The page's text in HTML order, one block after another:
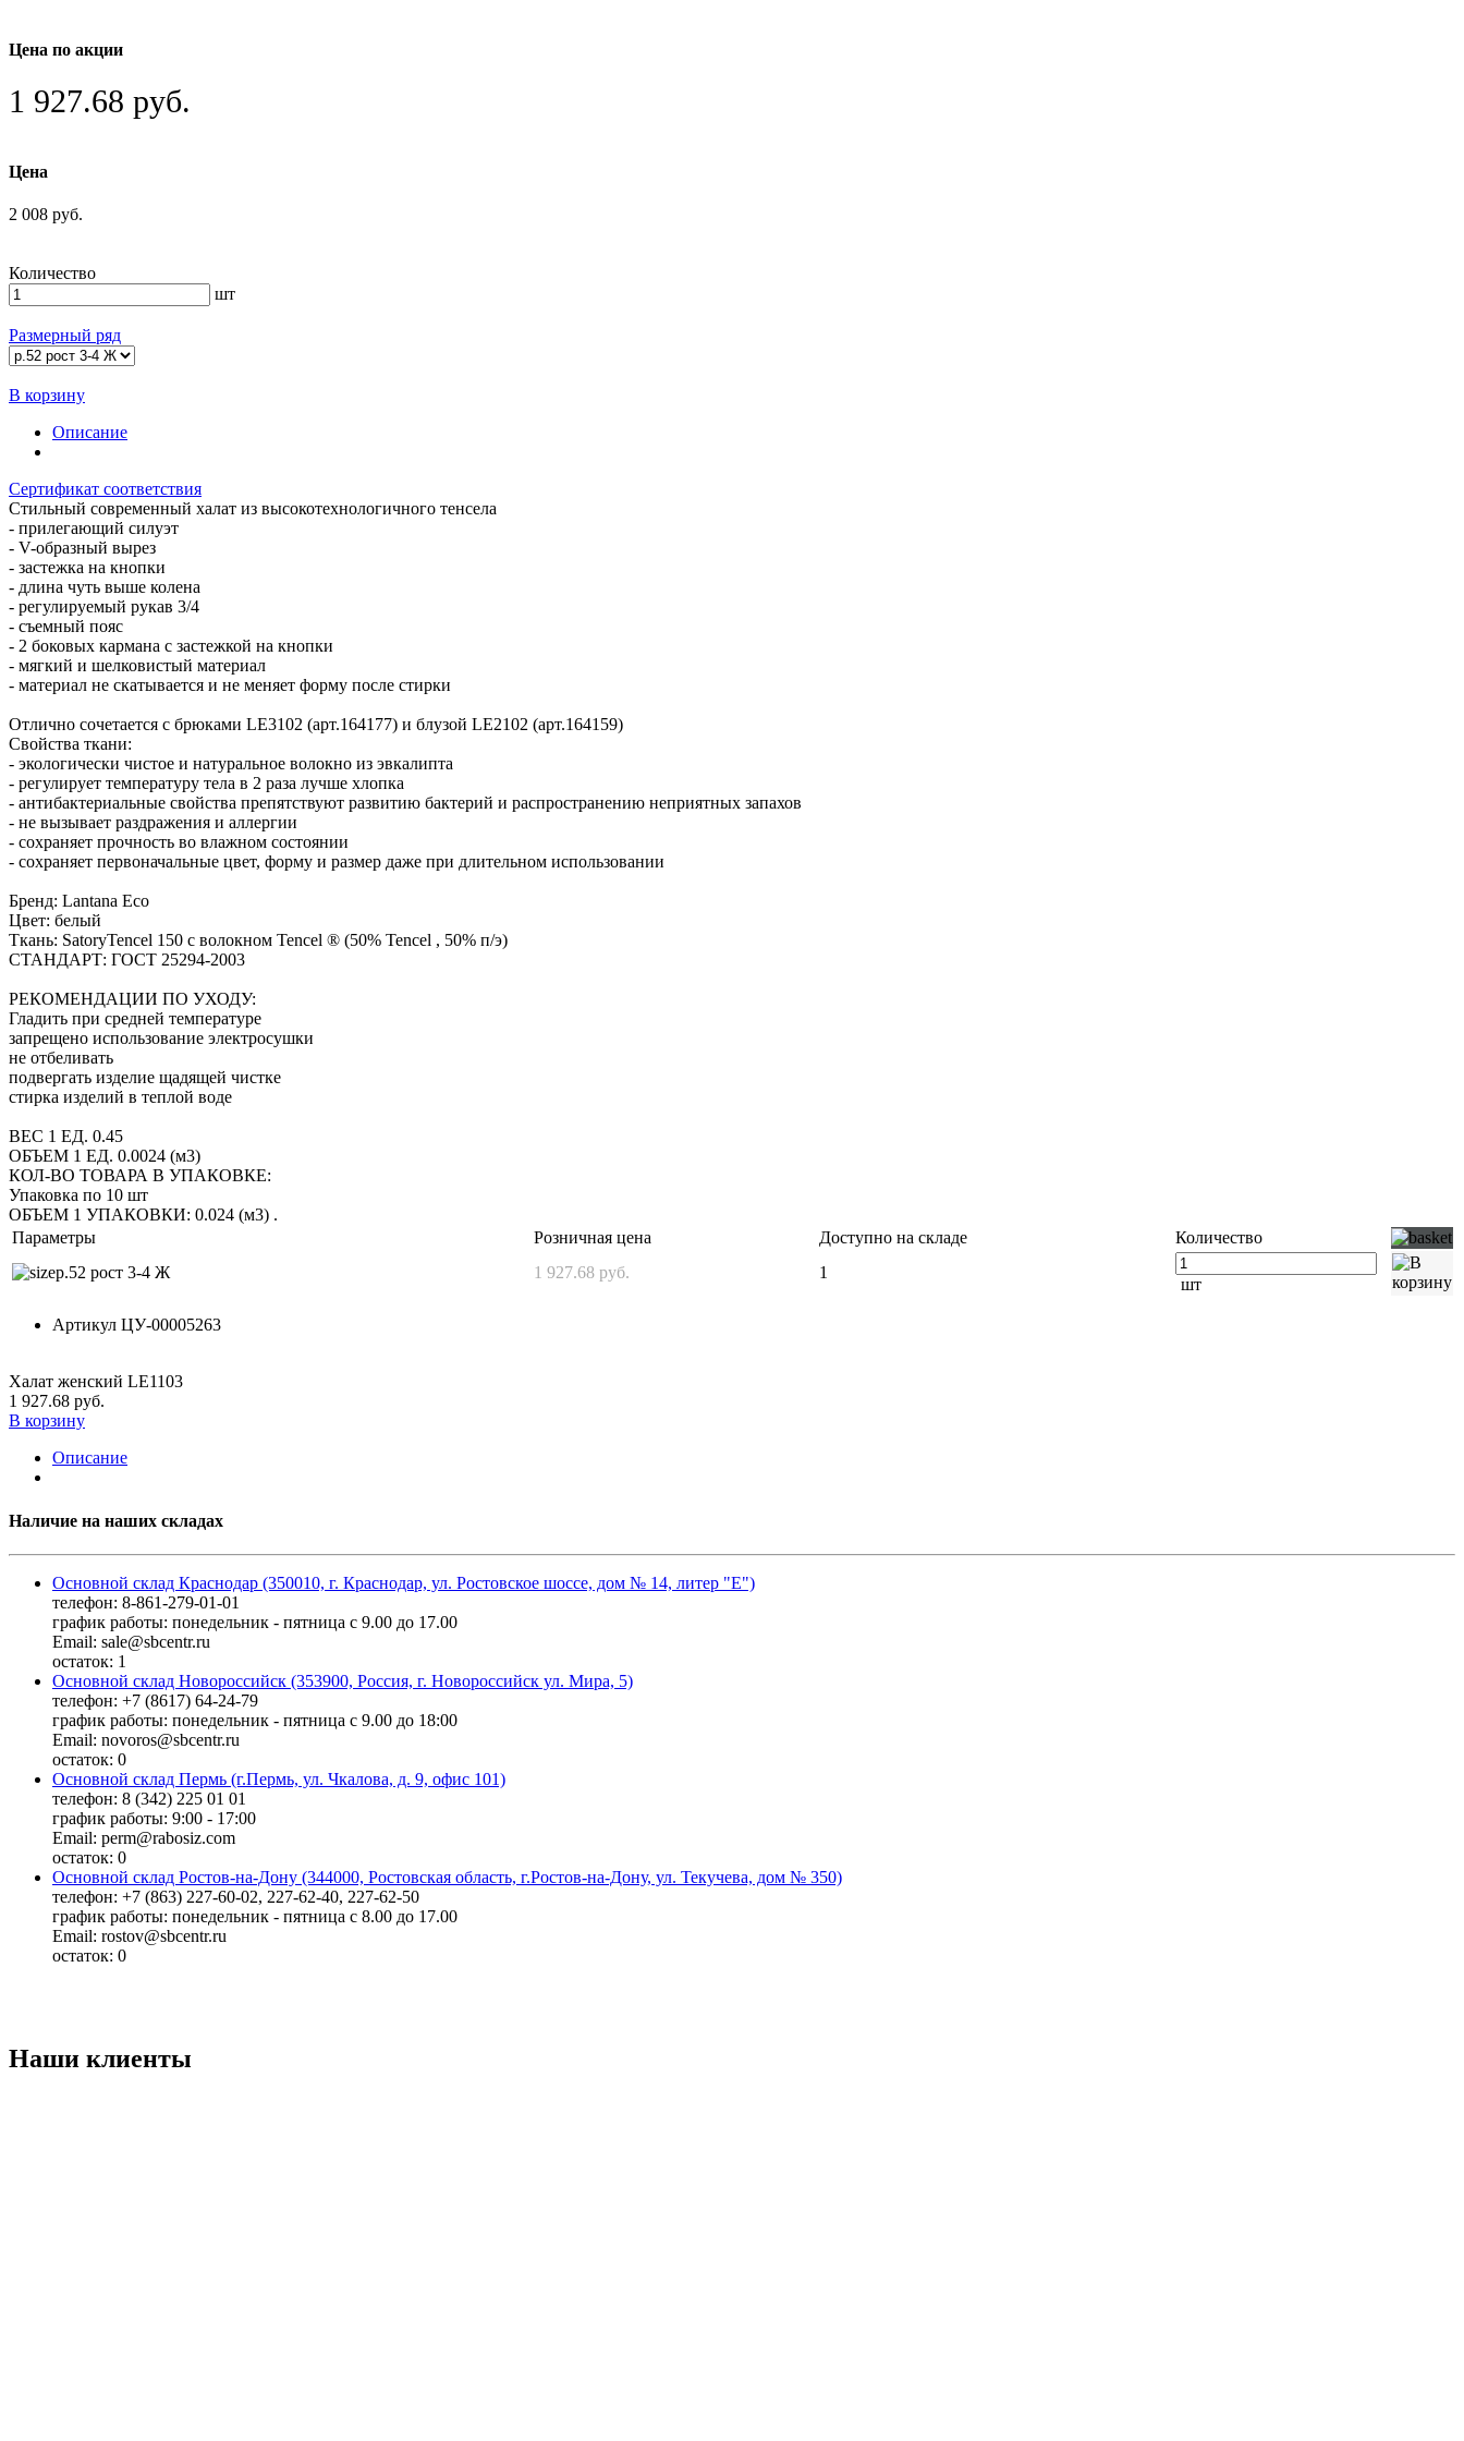
Цена по акции
1 927.68 руб.
Цена
2 008 руб.
Количество
шт
Размерный ряд
В корзину
Описание
Сертификат соответствия
Стильный современный халат из высокотехнологичного тенсела
- прилегающий силуэт
- V-образный вырез
- застежка на кнопки
- длина чуть выше колена
- регулируемый рукав 3/4
- съемный пояс
- 2 боковых кармана с застежкой на кнопки
- мягкий и шелковистый материал
- материал не скатывается и не меняет форму после стирки
Отлично сочетается с брюками LE3102 (арт.164177) и блузой LE2102 (арт.164159)
Свойства ткани:
- экологически чистое и натуральное волокно из эвкалипта
- регулирует температуру тела в 2 раза лучше хлопка
- антибактериальные свойства препятствуют развитию бактерий и распространению неприятных запахов
- не вызывает раздражения и аллергии
- сохраняет прочность во влажном состоянии
- сохраняет первоначальные цвет, форму и размер даже при длительном использовании
Бренд: Lantana Eco
Цвет: белый
Ткань: SatoryTencel 150 с волокном Tencel ® (50% Tencel , 50% п/э)
СТАНДАРТ: ГОСТ 25294-2003
РЕКОМЕНДАЦИИ ПО УХОДУ:
Гладить при средней температуре
запрещено использование электросушки
не отбеливать
подвергать изделие щадящей чистке
стирка изделий в теплой воде
ВЕС 1 ЕД. 0.45
ОБЪЕМ 1 ЕД. 0.0024 (м3)
КОЛ-ВО ТОВАРА В УПАКОВКЕ:
Упаковка по 10 шт
ОБЪЕМ 1 УПАКОВКИ: 0.024 (м3) .
Параметры
Розничная цена Доступно на складе
Количество
р.52 рост 3-4 Ж
1 927.68 руб. 1
шт
Артикул ЦУ-00005263
Халат женский LЕ1103
1 927.68 руб.
В корзину
Описание
Наличие на наших складах
Основной склад Краснодар (350010, г. Краснодар, ул. Ростовское шоссе, дом № 14, литер "Е")
телефон: 8-861-279-01-01
график работы: понедельник - пятница с 9.00 до 17.00
Email: sale@sbcentr.ru
остаток: 1
Основной склад Новороссийск (353900, Россия, г. Новороссийск ул. Мира, 5)
телефон: +7 (8617) 64-24-79
график работы: понедельник - пятница с 9.00 до 18:00
Email: novoros@sbcentr.ru
остаток: 0
Основной склад Пермь (г.Пермь, ул. Чкалова, д. 9, офис 101)
телефон: 8 (342) 225 01 01
график работы: 9:00 - 17:00
Email: perm@rabosiz.com
остаток: 0
Основной склад Ростов-на-Дону (344000, Ростовская область, г.Ростов-на-Дону, ул. Текучева, дом № 350)
телефон: +7 (863) 227-60-02, 227-62-40, 227-62-50
график работы: понедельник - пятница с 8.00 до 17.00
Email: rostov@sbcentr.ru
остаток: 0
Наши клиенты